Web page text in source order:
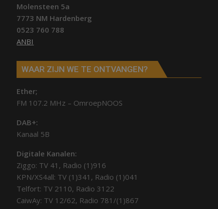
Molensteen 5a
7773 NM Hardenberg
0523 760 788
ANBI
WAAR ZIJN WE TE ONTVANGEN?
Ether;
FM 107.2 MHz – OmroepNOOS
DAB+:
Kanaal 5B
Digitale Kanalen:
Ziggo: TV 41, Radio (1)916
KPN/XS4all: TV (1)341, Radio (1)041
Telfort: TV 2110, Radio 3122
CaiwAy: TV 12/62, Radio 781/(1)867